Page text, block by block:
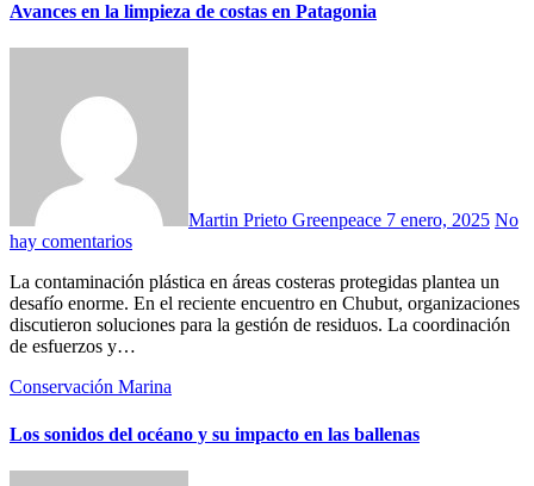
Avances en la limpieza de costas en Patagonia
Martin Prieto Greenpeace 7 enero, 2025 No
hay comentarios
La contaminación plástica en áreas costeras protegidas plantea un
desafío enorme. En el reciente encuentro en Chubut, organizaciones
discutieron soluciones para la gestión de residuos. La coordinación
de esfuerzos y…
Conservación Marina
Los sonidos del océano y su impacto en las ballenas